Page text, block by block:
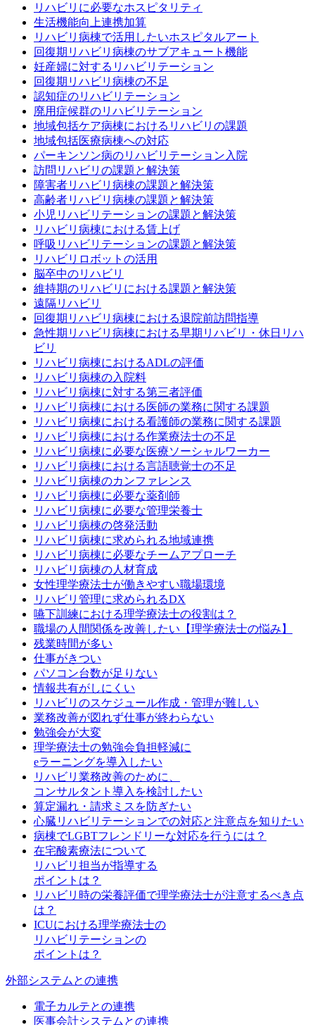
リハビリに必要なホスピタリティ
生活機能向上連携加算
リハビリ病棟で活用したいホスピタルアート
回復期リハビリ病棟のサブアキュート機能
妊産婦に対するリハビリテーション
回復期リハビリ病棟の不足
認知症のリハビリテーション
廃用症候群のリハビリテーション
地域包括ケア病棟におけるリハビリの課題
地域包括医療病棟への対応
パーキンソン病のリハビリテーション入院
訪問リハビリの課題と解決策
障害者リハビリ病棟の課題と解決策
高齢者リハビリ病棟の課題と解決策
小児リハビリテーションの課題と解決策
リハビリ病棟における賃上げ
呼吸リハビリテーションの課題と解決策
リハビリロボットの活用
脳卒中のリハビリ
維持期のリハビリにおける課題と解決策
遠隔リハビリ
回復期リハビリ病棟における退院前訪問指導
急性期リハビリ病棟における早期リハビリ・休日リハ
ビリ
リハビリ病棟におけるADLの評価
リハビリ病棟の入院料
リハビリ病棟に対する第三者評価
リハビリ病棟における医師の業務に関する課題
リハビリ病棟における看護師の業務に関する課題
リハビリ病棟における作業療法士の不足
リハビリ病棟に必要な医療ソーシャルワーカー
リハビリ病棟における言語聴覚士の不足
リハビリ病棟のカンファレンス
リハビリ病棟に必要な薬剤師
リハビリ病棟に必要な管理栄養士
リハビリ病棟の啓発活動
リハビリ病棟に求められる地域連携
リハビリ病棟に必要なチームアプローチ
リハビリ病棟の人材育成
女性理学療法士が働きやすい職場環境
リハビリ管理に求められるDX
嚥下訓練における理学療法士の役割は？
職場の人間関係を改善したい【理学療法士の悩み】
残業時間が多い
仕事がきつい
パソコン台数が足りない
情報共有がしにくい
リハビリのスケジュール作成・管理が難しい
業務改善が図れず仕事が終わらない
勉強会が大変
理学療法士の勉強会負担軽減に
eラーニングを導入したい
リハビリ業務改善のために、
コンサルタント導入を検討したい
算定漏れ・請求ミスを防ぎたい
心臓リハビリテーションでの対応と注意点を知りたい
病棟でLGBTフレンドリーな対応を行うには？
在宅酸素療法について
リハビリ担当が指導する
ポイントは？
リハビリ時の栄養評価で理学療法士が注意するべき点
は？
ICUにおける理学療法士の
リハビリテーションの
ポイントは？
外部システムとの連携
電子カルテとの連携
医事会計システムとの連携